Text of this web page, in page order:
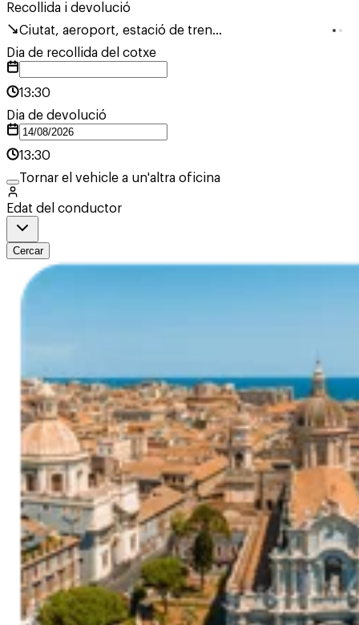
Recollida i devolució
Ciutat, aeroport, estació de tren...
Dia de recollida del cotxe
13:30
Dia de devolució
13:30
Tornar el vehicle a un'altra oficina
Edat del conductor
Cercar